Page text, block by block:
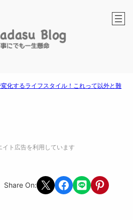
化するライフスタイル！これって以外と難
ト広告を利用しています
Share On: Share on X Share on Facebook
Share on LINEShare on